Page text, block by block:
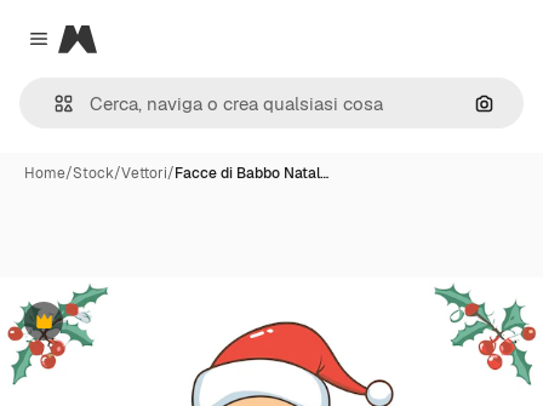
Close menu
Magnific
Cerca
Home/Stock/Vettori/Facce di Babbo Natal…
Premium